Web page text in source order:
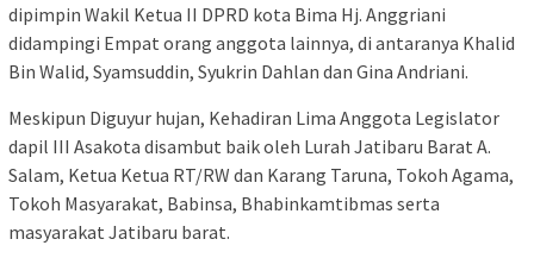
dipimpin Wakil Ketua II DPRD kota Bima Hj. Anggriani
didampingi Empat orang anggota lainnya, di antaranya Khalid
Bin Walid, Syamsuddin, Syukrin Dahlan dan Gina Andriani.
Meskipun Diguyur hujan, Kehadiran Lima Anggota Legislator
dapil III Asakota disambut baik oleh Lurah Jatibaru Barat A.
Salam, Ketua Ketua RT/RW dan Karang Taruna, Tokoh Agama,
Tokoh Masyarakat, Babinsa, Bhabinkamtibmas serta
masyarakat Jatibaru barat.